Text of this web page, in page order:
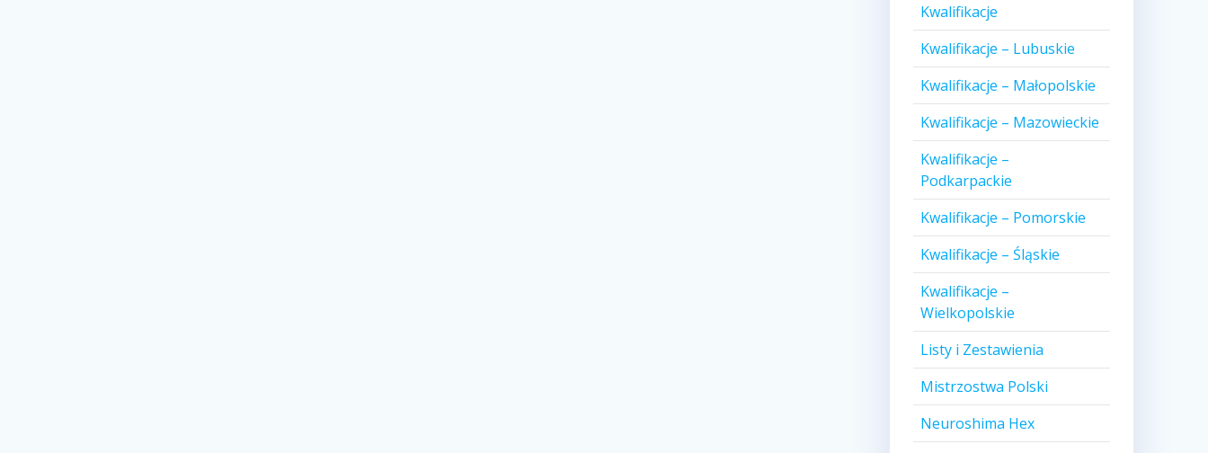
Kwalifikacje
Kwalifikacje – Lubuskie
Kwalifikacje – Małopolskie
Kwalifikacje – Mazowieckie
Kwalifikacje –
Podkarpackie
Kwalifikacje – Pomorskie
Kwalifikacje – Śląskie
Kwalifikacje –
Wielkopolskie
Listy i Zestawienia
Mistrzostwa Polski
Neuroshima Hex